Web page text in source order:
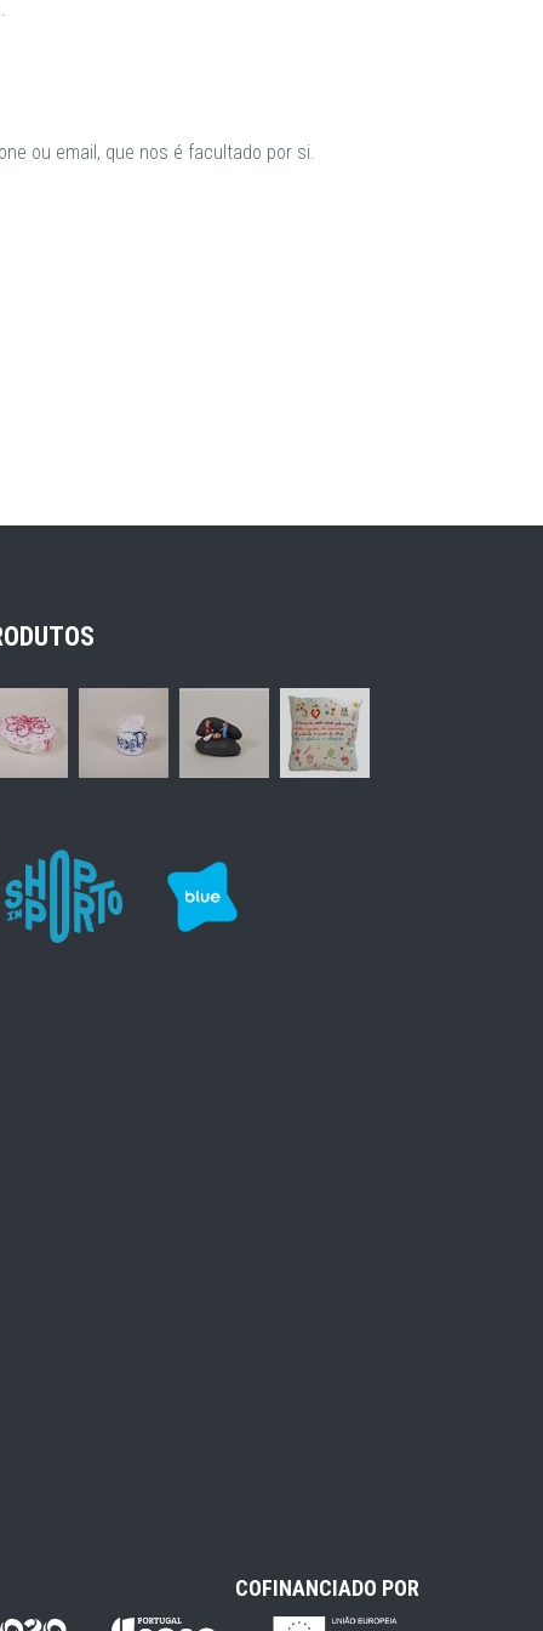
ou email, que nos é facultado por si.
COFINANCIADO POR